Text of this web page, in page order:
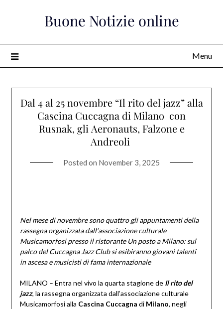
Buone Notizie online
Menu
Dal 4 al 25 novembre “Il rito del jazz” alla
Cascina Cuccagna di Milano con
Rusnak, gli Aeronauts, Falzone e
Andreoli
Posted on November 3, 2025
Nel mese di novembre sono quattro gli appuntamenti della
rassegna organizzata dall’associazione culturale
Musicamorfosi presso il ristorante Un posto a Milano: sul
palco del Cuccagna Jazz Club si esibiranno giovani talenti
in ascesa e musicisti di fama internazionale
MILANO – Entra nel vivo la quarta stagione de Il rito del
jazz, la rassegna organizzata dall’associazione culturale
Musicamorfosi alla Cascina Cuccagna di Milano, negli